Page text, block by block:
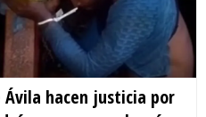
Ávila hacen justicia por